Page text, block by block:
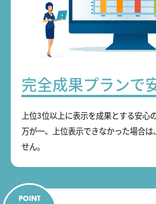
完全成果プランで
上位3位以上に表示を成果とする安心
万が一、上位表示できなかった場合
せん。